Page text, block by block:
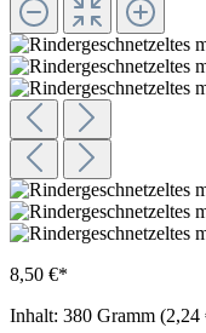
8,50 €*
Inhalt: 380 Gramm (2,24